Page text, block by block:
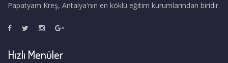
Papatyam Kreş, Antalya'nın en köklü eğitim kurumlarından biridir.
Hızlı Menüler